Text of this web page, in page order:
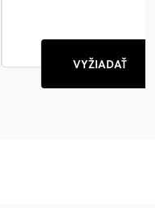
VYŽIADAŤ